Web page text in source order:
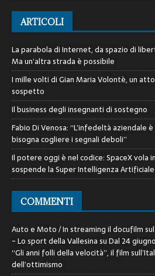
ARTICOLI
La parabola di Internet, da spazio di
Ma un’altra strada è possibile
I mille volti di Gian Maria Volontè, un
sospetto
Il business degli insegnanti di sostegno
Fabio Di Venosa: “L’infedeltà aziendale
bisogna cogliere i segnali deboli”
Il potere oggi è nel codice: SpaceX vola
sospende la Super Intelligenza Artificiale
COMMENTI
Auto e Moto / In streaming il docufilm
- Lo sport della VallesinasuDal 24
“Gli anni folli della velocità”, il film
dell’ottimismo